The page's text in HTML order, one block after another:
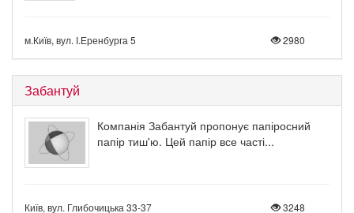
м.Київ, вул. І.Еренбурга 5 2980
Забантуй
Компанія Забантуй пропонує папіросний
папір тиш'ю. Цей папір все часті...
Київ, вул. Глибочицька 33-37 3248